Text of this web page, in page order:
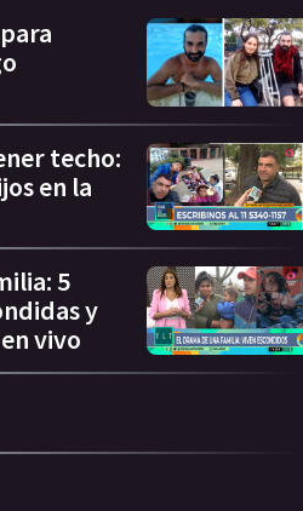
techo:
en la
5
y
vivo